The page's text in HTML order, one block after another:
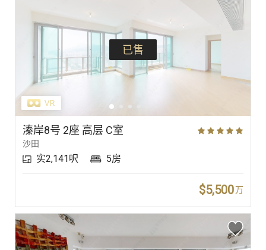
已售
溱岸8号 2座 高层 C室
沙田
实2,141呎 5房
$5,500万